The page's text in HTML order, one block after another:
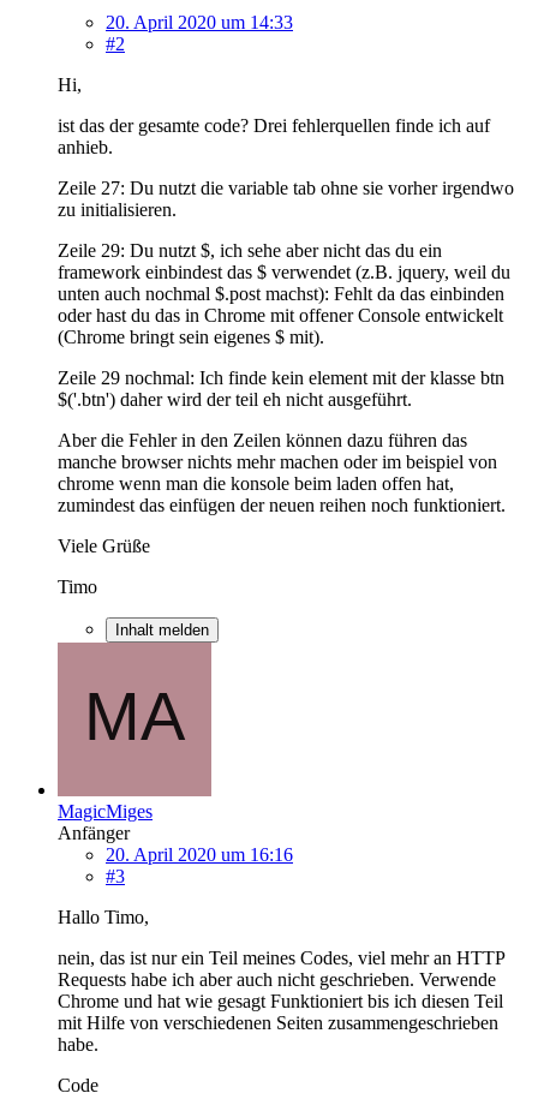
20. April 2020 um 14:33
#2
Hi,
ist das der gesamte code? Drei fehlerquellen finde ich auf
anhieb.
Zeile 27: Du nutzt die variable tab ohne sie vorher irgendwo
zu initialisieren.
Zeile 29: Du nutzt $, ich sehe aber nicht das du ein
framework einbindest das $ verwendet (z.B. jquery, weil du
unten auch nochmal $.post machst): Fehlt da das einbinden
oder hast du das in Chrome mit offener Console entwickelt
(Chrome bringt sein eigenes $ mit).
Zeile 29 nochmal: Ich finde kein element mit der klasse btn
$('.btn') daher wird der teil eh nicht ausgeführt.
Aber die Fehler in den Zeilen können dazu führen das
manche browser nichts mehr machen oder im beispiel von
chrome wenn man die konsole beim laden offen hat,
zumindest das einfügen der neuen reihen noch funktioniert.
Viele Grüße
Timo
Inhalt melden
MagicMiges
Anfänger
20. April 2020 um 16:16
#3
Hallo Timo,
nein, das ist nur ein Teil meines Codes, viel mehr an HTTP
Requests habe ich aber auch nicht geschrieben. Verwende
Chrome und hat wie gesagt Funktioniert bis ich diesen Teil
mit Hilfe von verschiedenen Seiten zusammengeschrieben
habe.
Code